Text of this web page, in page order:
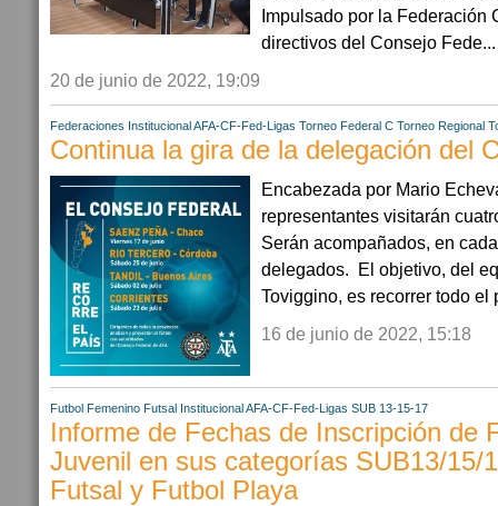
Impulsado por la Federación
directivos del Consejo Fede...
20 de junio de 2022, 19:09
Federaciones Institucional AFA-CF-Fed-Ligas Torneo Federal C Torneo Regional
Continua la gira de la delegación del
Encabezada por Mario
representantes visitarán
Serán acompañados, en
delegados. El objetivo, del
Toviggino, es recorrer todo el
16 de junio de 2022, 15:18
Futbol Femenino Futsal Institucional AFA-CF-Fed-Ligas SUB 13-15-17
Informe de Fechas de Inscripción de
Juvenil en sus categorías SUB13/15/
Futsal y Futbol Playa